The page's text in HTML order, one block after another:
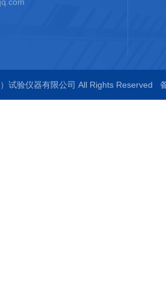
试验仪器有限公司 All Rights Reserved